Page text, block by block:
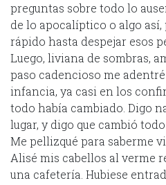
preguntas sobre todo lo
de lo apocalíptico o algo
rápido hasta despejar esos
Luego, liviana de sombras,
paso cadencioso me
infancia, ya casi en los
todo había cambiado. Digo
lugar, y digo que cambió
Me pellizqué para saberme
Alisé mis cabellos al verme
una cafetería. Hubiese